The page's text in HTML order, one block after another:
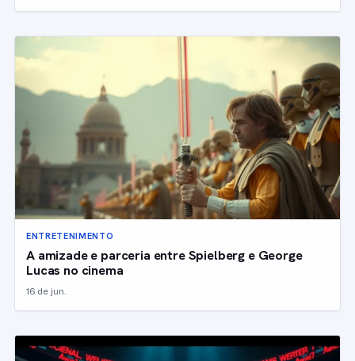
ENTRETENIMENTO
A amizade e parceria entre Spielberg e George
Lucas no cinema
16 de jun.